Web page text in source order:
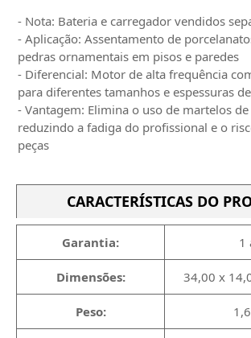
- Nota: Bateria e carregador vendidos
- Aplicação: Assentamento de
pedras ornamentais em pisos e paredes
- Diferencial: Motor de alta frequência
para diferentes tamanhos e espessuras
- Vantagem: Elimina o uso de martelos
reduzindo a fadiga do profissional e o
peças
CARACTERÍSTICAS DO
Garantia: 1
Dimensões: 34,00 x
Peso: